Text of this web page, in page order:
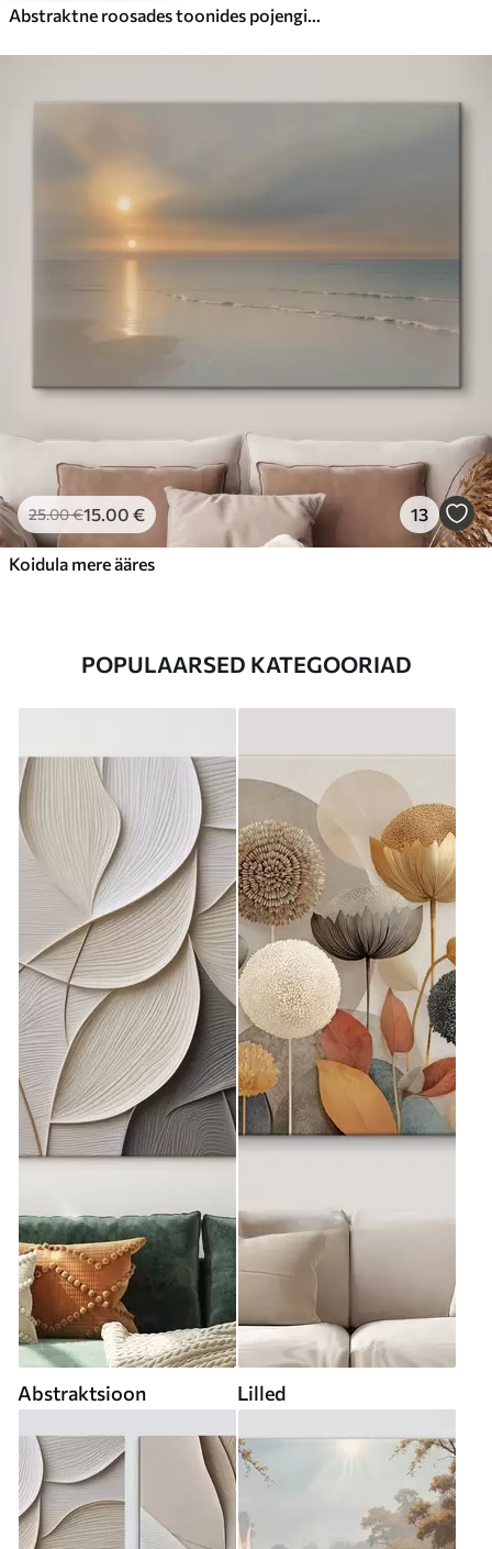
Abstraktne roosades toonides pojengide kimp
25.00€15.00 € 13
Koidula mere ääres
POPULAARSED KATEGOORIAD
Abstraktsioon Lilled